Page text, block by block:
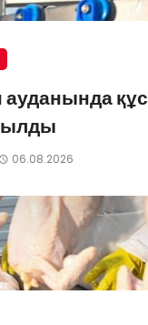
құс
06.08.2026